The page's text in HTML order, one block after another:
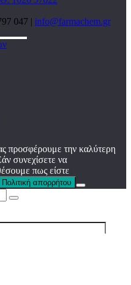
047 | info@farmachem.gr
προσφέρουμε την καλύτερη
συνεχίσετε να
πως είστε
Πολιτική απορρήτου